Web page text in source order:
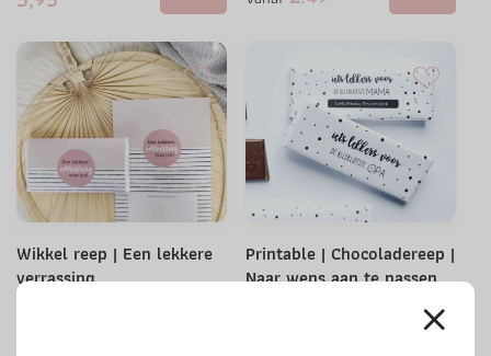
Wikkel reep | Een lekkere
verrassing
Printable | Chocoladereep |
Naar wens aan te passen